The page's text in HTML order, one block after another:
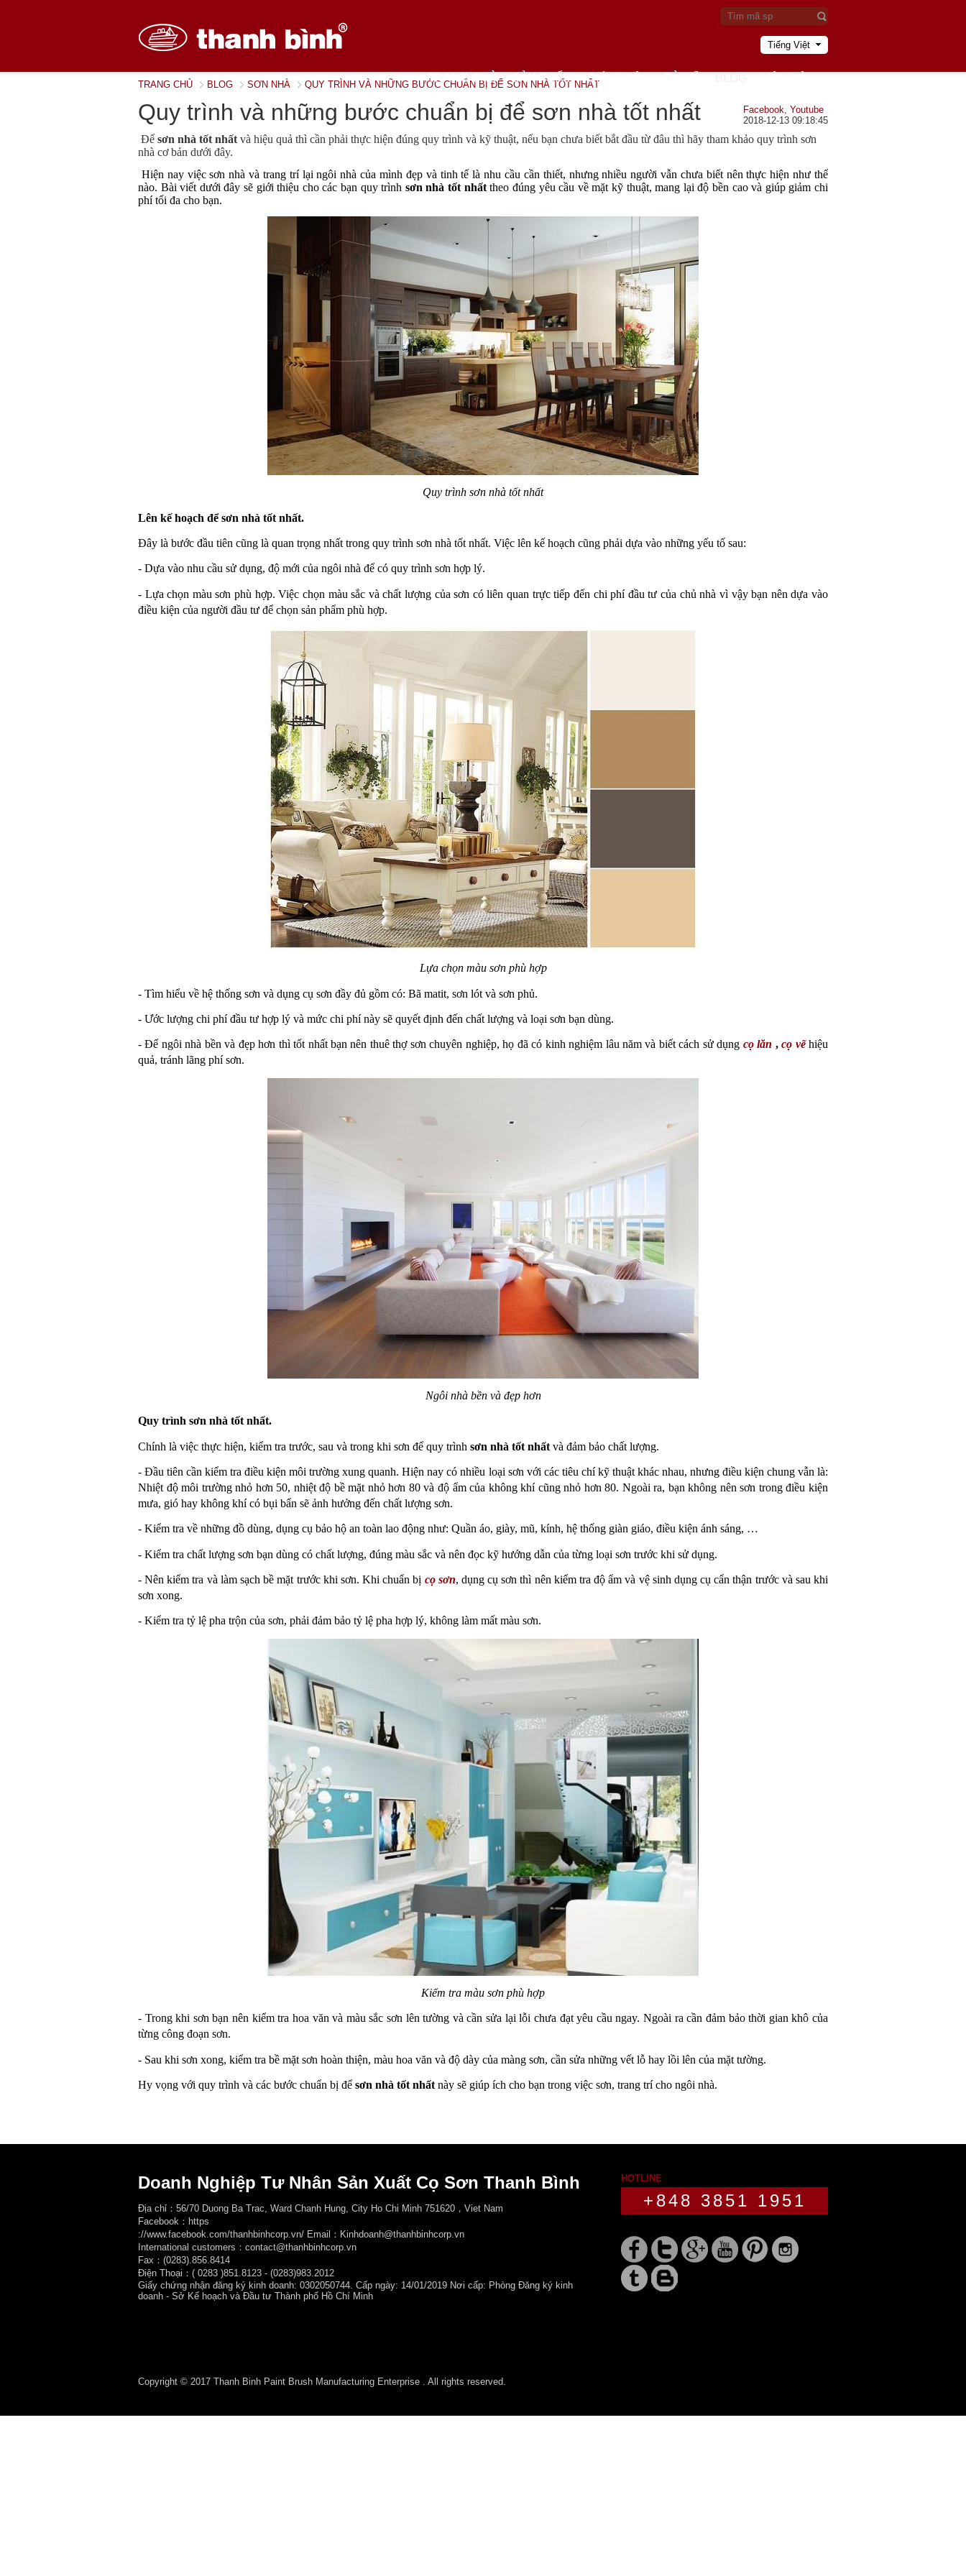
Tiếng Việt
TRANG CHỦ SẢN PHẨM GIỚI THIỆU
TRANG CHỦ BLOG SƠN NHÀ QUY TRÌNH VÀ NHỮNG BƯỚC CHUẨN BỊ ĐỂ SƠN NHÀ TỐT NHẤT
Facebook, Youtube
2018-12-13 09:18:45
Quy trình và những bước chuẩn bị để sơn nhà tốt nhất
Để sơn nhà tốt nhất và hiệu quả thì cần phải thực hiện đúng quy trình và kỹ thuật, nếu bạn chưa biết bắt đầu từ đâu thì hãy tham khảo quy trình sơn
nhà cơ bản dưới đây.
Hiện nay việc sơn nhà và trang trí lại ngôi nhà của mình đẹp và tinh tế là nhu cầu cần thiết, nhưng nhiều người vẫn chưa biết nên thực hiện như thế
nào. Bài viết dưới đây sẽ giới thiệu cho các bạn quy trình sơn nhà tốt nhất theo đúng yêu cầu về mặt kỹ thuật, mang lại độ bền cao và giúp giảm chi
phí tối đa cho bạn.
Quy trình sơn nhà tốt nhất
Lên kế hoạch để sơn nhà tốt nhất.
Đây là bước đầu tiên cũng là quan trọng nhất trong quy trình sơn nhà tốt nhất. Việc lên kế hoạch cũng phải dựa vào những yếu tố sau:
- Dựa vào nhu cầu sử dụng, độ mới của ngôi nhà để có quy trình sơn hợp lý.
- Lựa chọn màu sơn phù hợp. Việc chọn màu sắc và chất lượng của sơn có liên quan trực tiếp đến chi phí đầu tư của chủ nhà vì vậy bạn nên dựa vào
điều kiện của người đầu tư để chọn sản phẩm phù hợp.
Lựa chọn màu sơn phù hợp
- Tìm hiểu về hệ thống sơn và dụng cụ sơn đầy đủ gồm có: Bã matit, sơn lót và sơn phủ.
- Ước lượng chi phí đầu tư hợp lý và mức chi phí này sẽ quyết định đến chất lượng và loại sơn bạn dùng.
- Để ngôi nhà bền và đẹp hơn thì tốt nhất bạn nên thuê thợ sơn chuyên nghiệp, họ đã có kinh nghiệm lâu năm và biết cách sử dụng cọ lăn , cọ vẽ hiệu
quả, tránh lãng phí sơn.
Ngôi nhà bền và đẹp hơn
Quy trình sơn nhà tốt nhất.
Chính là việc thực hiện, kiểm tra trước, sau và trong khi sơn để quy trình sơn nhà tốt nhất và đảm bảo chất lượng.
- Đầu tiên cần kiểm tra điều kiện môi trường xung quanh. Hiện nay có nhiều loại sơn với các tiêu chí kỹ thuật khác nhau, nhưng điều kiện chung vẫn là:
Nhiệt độ môi trường nhỏ hơn 50, nhiệt độ bề mặt nhỏ hơn 80 và độ ẩm của không khí cũng nhỏ hơn 80. Ngoài ra, bạn không nên sơn trong điều kiện
mưa, gió hay không khí có bụi bẩn sẽ ảnh hưởng đến chất lượng sơn.
- Kiểm tra về những đồ dùng, dụng cụ bảo hộ an toàn lao động như: Quần áo, giày, mũ, kính, hệ thống giàn giáo, điều kiện ánh sáng, …
- Kiểm tra chất lượng sơn bạn dùng có chất lượng, đúng màu sắc và nên đọc kỹ hướng dẫn của từng loại sơn trước khi sử dụng.
- Nên kiểm tra và làm sạch bề mặt trước khi sơn. Khi chuẩn bị cọ sơn, dụng cụ sơn thì nên kiểm tra độ ẩm và vệ sinh dụng cụ cẩn thận trước và sau khi
sơn xong.
- Kiểm tra tỷ lệ pha trộn của sơn, phải đảm bảo tỷ lệ pha hợp lý, không làm mất màu sơn.
Kiểm tra màu sơn phù hợp
- Trong khi sơn bạn nên kiểm tra hoa văn và màu sắc sơn lên tường và cần sửa lại lỗi chưa đạt yêu cầu ngay. Ngoài ra cần đảm bảo thời gian khô của
từng công đoạn sơn.
- Sau khi sơn xong, kiểm tra bề mặt sơn hoàn thiện, màu hoa văn và độ dày của màng sơn, cần sửa những vết lỗ hay lồi lên của mặt tường.
Hy vọng với quy trình và các bước chuẩn bị để sơn nhà tốt nhất này sẽ giúp ích cho bạn trong việc sơn, trang trí cho ngôi nhà.
HOTLINE
+848 3851 1951
Doanh Nghiệp Tư Nhân Sản Xuất Cọ Sơn Thanh Bình
Địa chỉ：56/70 Duong Ba Trac, Ward Chanh Hung, City Ho Chi Minh 751620，Viet Nam
Facebook： https
://www.facebook.com/thanhbinhcorp.vn/ Email：Kinhdoanh@thanhbinhcorp.vn
International customers：contact@thanhbinhcorp.vn
Fax：(0283).856.8414
Điện Thoại：( 0283 )851.8123 - (0283)983.2012
Giấy chứng nhận đăng ký kinh doanh: 0302050744. Cấp ngày: 14/01/2019 Nơi cấp: Phòng Đăng ký kinh
doanh - Sở Kế hoạch và Đầu tư Thành phố Hồ Chí Minh
Copyright © 2017 Thanh Binh Paint Brush Manufacturing Enterprise . All rights reserved.